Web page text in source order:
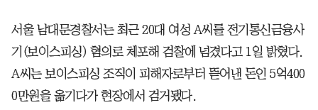
서울 남대문경찰서는 최근 20대 여성 A씨를 전기통신금융사
기(보이스피싱) 혐의로 체포해 검찰에 넘겼다고 1일 밝혔다.
A씨는 보이스피싱 조직이 피해자로부터 뜯어낸 돈인 5억400
0만원을 옮기다가 현장에서 검거됐다.